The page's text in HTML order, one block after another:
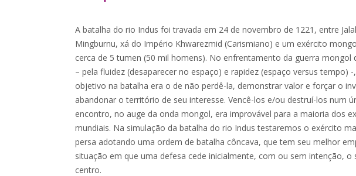
A batalha do rio Indus foi travada em 24 de novembro de 1221, entre
Mingburnu, xá do Império Khwarezmid (Carismiano) e um exército
cerca de 5 tumen (50 mil homens). No enfrentamento da guerra mongol
– pela fluidez (desaparecer no espaço) e rapidez (espaço versus tempo)
objetivo na batalha era o de não perdê-la, demonstrar valor e forçar o
abandonar o território de seu interesse. Vencê-los e/ou destruí-los num
encontro, no auge da onda mongol, era improvável para a maioria dos
mundiais. Na simulação da batalha do rio Indus testaremos o exército
persa adotando uma ordem de batalha côncava, que tem seu melhor
situação em que uma defesa cede inicialmente, com ou sem intenção, o
centro.